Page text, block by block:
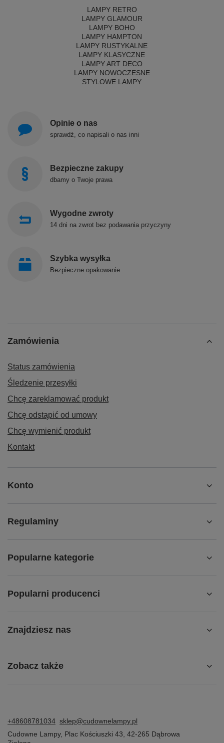
LAMPY RETRO
LAMPY GLAMOUR
LAMPY BOHO
LAMPY HAMPTON
LAMPY RUSTYKALNE
LAMPY KLASYCZNE
LAMPY ART DECO
LAMPY NOWOCZESNE
STYLOWE LAMPY
Opinie o nas
sprawdź, co napisali o nas inni
Bezpieczne zakupy
dbamy o Twoje prawa
Wygodne zwroty
14 dni na zwrot bez podawania przyczyny
Szybka wysyłka
Bezpieczne opakowanie
Zamówienia
Status zamówienia
Śledzenie przesyłki
Chcę zareklamować produkt
Chcę odstąpić od umowy
Chcę wymienić produkt
Kontakt
Konto
Regulaminy
Popularne kategorie
Popularni producenci
Znajdziesz nas
Zobacz także
+48608781034 sklep@cudownelampy.pl
Cudowne Lampy, Plac Kościuszki 43 42-265 Dąbrowa